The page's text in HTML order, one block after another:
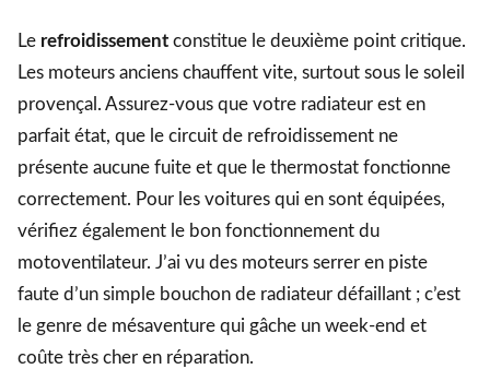
Le refroidissement constitue le deuxième point critique.
Les moteurs anciens chauffent vite, surtout sous le soleil
provençal. Assurez-vous que votre radiateur est en
parfait état, que le circuit de refroidissement ne
présente aucune fuite et que le thermostat fonctionne
correctement. Pour les voitures qui en sont équipées,
vérifiez également le bon fonctionnement du
motoventilateur. J’ai vu des moteurs serrer en piste
faute d’un simple bouchon de radiateur défaillant ; c’est
le genre de mésaventure qui gâche un week-end et
coûte très cher en réparation.